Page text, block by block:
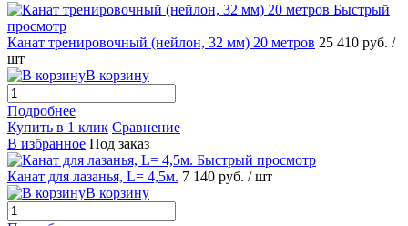
Быстрый
просмотр
Канат тренировочный (нейлон, 32 мм) 20 метров 25 410 руб. /
шт
В корзину
Подробнее
Купить в 1 клик Сравнение
В избранное Под заказ
Быстрый просмотр
Канат для лазанья, L= 4,5м. 7 140 руб. / шт
В корзину